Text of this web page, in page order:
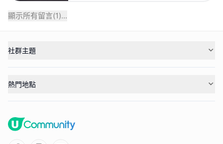
顯示所有留言(1)...
社群主題
熱門地點